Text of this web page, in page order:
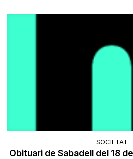
SOCIETAT
Obituari de Sabadell del 18